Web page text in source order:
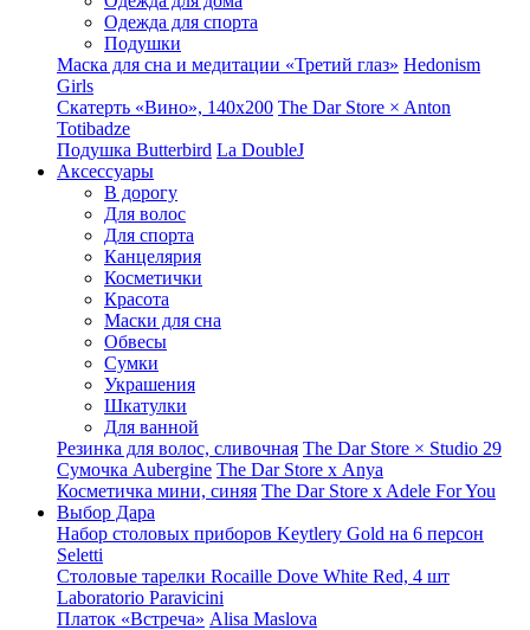
Одежда для спорта
Подушки
Маска для сна и медитации «Третий глаз» Hedonism
Girls
Скатерть «Вино», 140х200 The Dar Store × Anton
Totibadze
Подушка Butterbird La DoubleJ
Аксессуары
В дорогу
Для волос
Для спорта
Канцелярия
Косметички
Красота
Маски для сна
Обвесы
Сумки
Украшения
Шкатулки
Для ванной
Резинка для волос, сливочная The Dar Store × Studio 29
Сумочка Aubergine The Dar Store x Anya
Косметичка мини, синяя The Dar Store x Adele For You
Выбор Дара
Набор столовых приборов Keytlery Gold на 6 персон
Seletti
Столовые тарелки Rocaille Dove White Red, 4 шт
Laboratorio Paravicini
Платок «Встреча» Alisa Maslova